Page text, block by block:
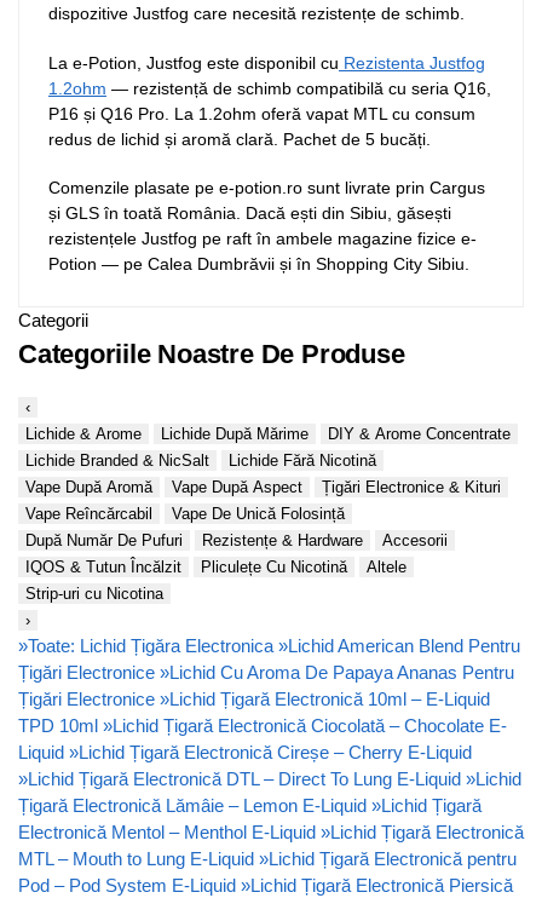
dispozitive Justfog care necesită rezistențe de schimb.
La e-Potion, Justfog este disponibil cu Rezistenta Justfog
1.2ohm — rezistență de schimb compatibilă cu seria Q16,
P16 și Q16 Pro. La 1.2ohm oferă vapat MTL cu consum
redus de lichid și aromă clară. Pachet de 5 bucăți.
Comenzile plasate pe e-potion.ro sunt livrate prin Cargus
și GLS în toată România. Dacă ești din Sibiu, găsești
rezistențele Justfog pe raft în ambele magazine fizice e-
Potion — pe Calea Dumbrăvii și în Shopping City Sibiu.
Categorii
Categoriile Noastre De Produse
‹
Lichide & Arome
Lichide După Mărime
DIY & Arome Concentrate
Lichide Branded & NicSalt
Lichide Fără Nicotină
Vape După Aromă
Vape După Aspect
Țigări Electronice & Kituri
Vape Reîncărcabil
Vape De Unică Folosință
După Număr De Pufuri
Rezistențe & Hardware
Accesorii
IQOS & Tutun Încălzit
Pliculețe Cu Nicotină
Altele
Strip-uri cu Nicotina
›
»Toate: Lichid Țigăra Electronica »Lichid American Blend Pentru
Țigări Electronice »Lichid Cu Aroma De Papaya Ananas Pentru
Țigări Electronice »Lichid Țigară Electronică 10ml – E-Liquid
TPD 10ml »Lichid Țigară Electronică Ciocolată – Chocolate E-
Liquid »Lichid Țigară Electronică Cireșe – Cherry E-Liquid
»Lichid Țigară Electronică DTL – Direct To Lung E-Liquid »Lichid
Țigară Electronică Lămâie – Lemon E-Liquid »Lichid Țigară
Electronică Mentol – Menthol E-Liquid »Lichid Țigară Electronică
MTL – Mouth to Lung E-Liquid »Lichid Țigară Electronică pentru
Pod – Pod System E-Liquid »Lichid Țigară Electronică Piersică